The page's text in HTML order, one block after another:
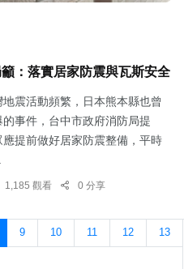
：落實居家防震與瓦斯安全
震活動頻繁，日本熊本縣也曾
事件，台中市政府消防局提
提前做好居家防震整備，平時
1,185 觀看 0 分享
9 10 11 12 13